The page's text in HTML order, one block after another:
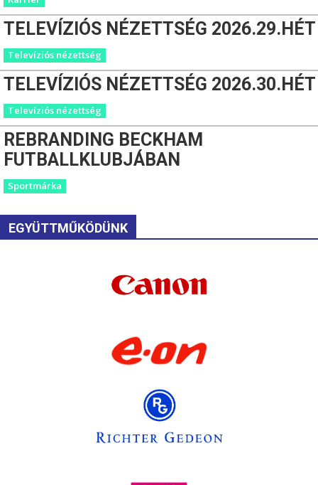
TELEVÍZIÓS NÉZETTSÉG 2026.29.HÉT
Televíziós nézettség
TELEVÍZIÓS NÉZETTSÉG 2026.30.HÉT
Televíziós nézettség
REBRANDING BECKHAM
FUTBALLKLUBJÁBAN
Sportmárka
EGYÜTTMŰKÖDÜNK